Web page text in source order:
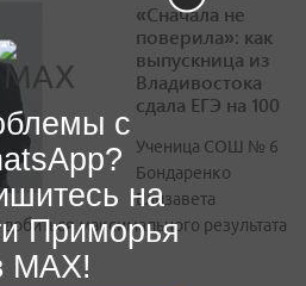
«Сначала не
поверила»: как
выпускница из
Владивостока
сдала ЕГЭ на 100
Ученица СОШ № 6
Бондаренко
Елизавета
максимального результата
с
на
Приморья
MAX!